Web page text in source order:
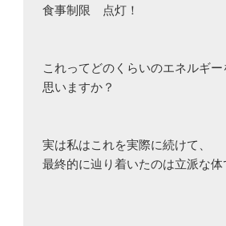
食事制限　点灯！
これってどのくらいのエネルギー
思いますか？
実は私はこれを実際に続けて、
最終的に辿り着いたのは立派な